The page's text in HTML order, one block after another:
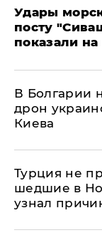
Удары
посту
показали
В Болгарии
дрон
Киева
Турция не
шедшие в
узнал